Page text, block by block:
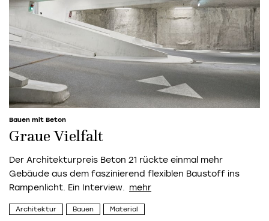
Bauen mit Beton
Graue Vielfalt
Der Architekturpreis Beton 21 rückte einmal mehr
Gebäude aus dem faszinierend flexiblen Baustoff ins
Rampenlicht. Ein Interview.
Architektur Bauen Material